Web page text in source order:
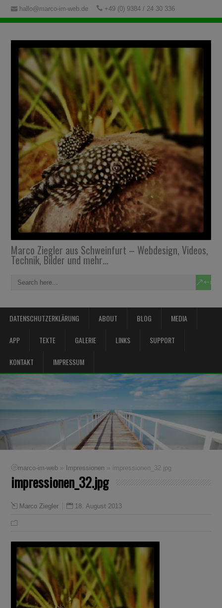
hallo@marco-im-web.de +49 (0) 9384 / 24 30 336
Marco Ziegler aus Schweinfurt – Webdesign, Videos,
Technik, Bilder und mehr…
DATENSCHUTZERKLÄRUNG ABOUT BLOG MEDIA
APP TEXTE GALERIE LINKS SUPPORT
KONTAKT IMPRESSUM
marco-im-web » Impressionen » impressionen_32.jpg
impressionen_32.jpg
Marco Ziegler 18. August 2013